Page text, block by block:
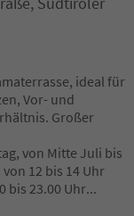
ideal für
Vor- und
Großer
von Mitte Juli bis
12 bis 14 Uhr
bis 23.00 Uhr...